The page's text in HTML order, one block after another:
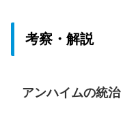
考察・解説
アンハイムの統治